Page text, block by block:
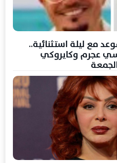
مع ليلة استثنائية..
عجرم وكايروكي